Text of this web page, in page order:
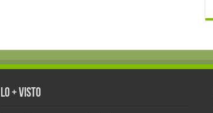
Lo + Visto